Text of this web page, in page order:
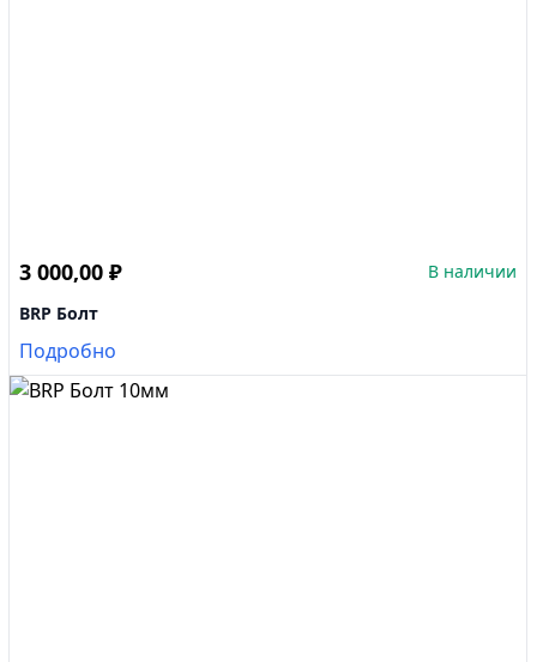
3 000,00 ₽
В наличии
BRP Болт
Подробно